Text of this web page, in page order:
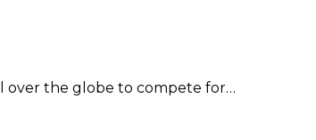
over the globe to compete for…